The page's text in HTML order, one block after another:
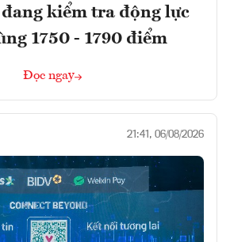
kiểm tra động lực
1750 - 1790 điểm
Đọc ngay
21:41, 06/08/2026